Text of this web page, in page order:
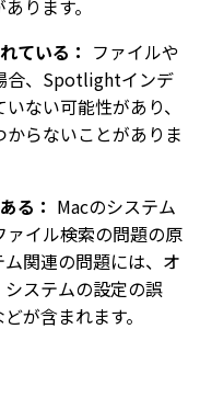
ります。
ている： ファイルや
合、Spotlightインデ
ない可能性があり、
らないことがありま
る： Macのシステム
ァイル検索の問題の原
関連の問題には、オ
ステムの設定の誤
が含まれます。